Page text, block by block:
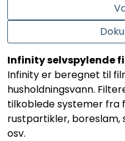
Infinity selvspylende
Infinity er beregnet til
husholdningsvann.
tilkoblede systemer fra
rustpartikler, boreslam,
osv.